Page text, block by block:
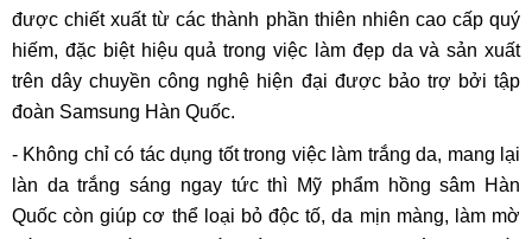
được chiết xuất từ các thành phần thiên nhiên cao cấp quý
hiếm, đặc biệt hiệu quả trong việc làm đẹp da và sản xuất
trên dây chuyền công nghệ hiện đại được bảo trợ bởi tập
đoàn Samsung Hàn Quốc.
- Không chỉ có tác dụng tốt trong việc làm trắng da, mang lại
làn da trắng sáng ngay tức thì Mỹ phẩm hồng sâm Hàn
Quốc còn giúp cơ thể loại bỏ độc tố, da mịn màng, làm mờ